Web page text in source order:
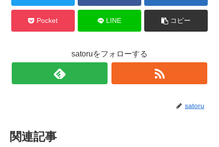
Pocket LINE コピー
satoruをフォローする
satoru
関連記事